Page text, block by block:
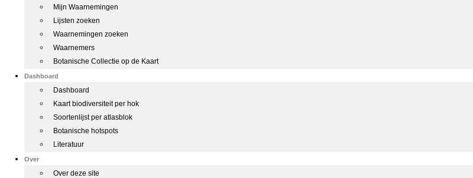
Mijn Waarnemingen
Lijsten zoeken
Waarnemingen zoeken
Waarnemers
Botanische Collectie op de Kaart
Dashboard
Dashboard
Kaart biodiversiteit per hok
Soortenlijst per atlasblok
Botanische hotspots
Literatuur
Over
Over deze site